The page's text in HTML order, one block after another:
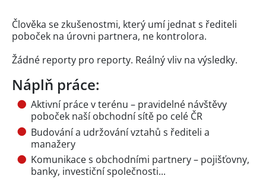
Člověka se zkušenostmi, který umí jednat s řediteli
poboček na úrovni partnera, ne kontrolora.
Žádné reporty pro reporty. Reálný vliv na výsledky.
Náplň práce:
Aktivní práce v terénu – pravidelné návštěvy
poboček naší obchodní sítě po celé ČR
Budování a udržování vztahů s řediteli a
manažery
Komunikace s obchodními partnery – pojišťovny,
banky, investiční společnosti...